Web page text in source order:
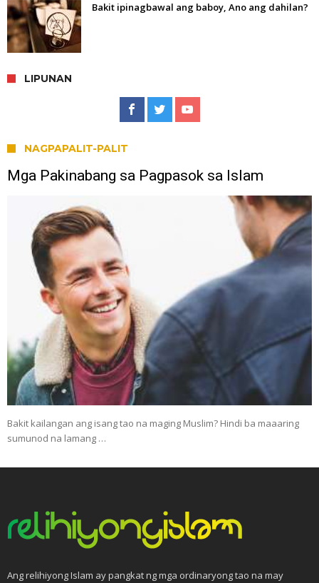
Bakit ipinagbawal ang baboy, Ano ang dahilan?
LIPUNAN
NAGPAPALIT-PALIT
Mga Pakinabang sa Pagpasok sa Islam
Bakit kailangan ang isang tao na maging Muslim? Hindi ba maaaring
sumunod na lamang …
Ang relihiyong Islam ay pangkat ng mga ordinaryong tao na may